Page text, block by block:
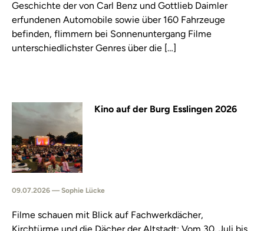
Geschichte der von Carl Benz und Gottlieb Daimler
erfundenen Automobile sowie über 160 Fahrzeuge
befinden, flimmern bei Sonnenuntergang Filme
unterschiedlichster Genres über die […]
Kino auf der Burg Esslingen 2026
09.07.2026 — Sophie Lücke
Filme schauen mit Blick auf Fachwerkdächer,